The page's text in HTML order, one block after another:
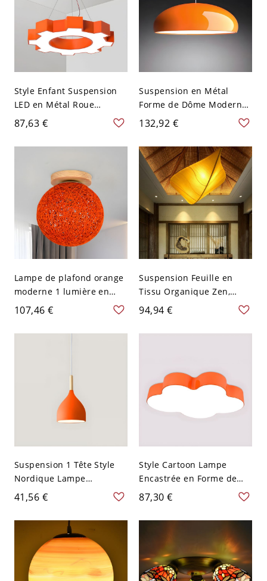
Style Enfant Suspension
LED en Métal Roue
Dentée-en Forme Lampe
Suspendue pour
Maternelle - 110 V-120 V
87,63 €
Suspension en Métal
Forme de Dôme Moderne
Luminaire Suspendu à 1
Tête - 110 V-120 V Orange
45,72 cm
132,92 €
Lampe de plafond orange
moderne 1 lumière en
rotin tissé en boule avec
une base en bois pour
salle de bain, 6" Dia
107,46 €
Suspension Feuille en
Tissu Organique Zen,
Lampe Ambiante Douce -
110 V-120 V 60,96 cm
Orange
94,94 €
Suspension 1 Tête Style
Nordique Lampe
Suspendue en Métal en
Forme d'Entonnoir - 110
V-120 V Orange
41,56 €
Style Cartoon Lampe
Encastrée en Forme de
Nuage Métallique
Plafonnier LED pour
Maternelle - Orange 110
87,30 €